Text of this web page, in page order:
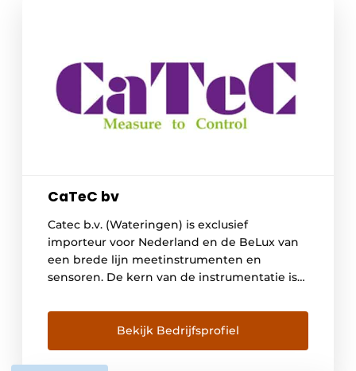
CaTeC bv
Catec b.v. (Wateringen) is exclusief
importeur voor Nederland en de BeLux van
een brede lijn meetinstrumenten en
sensoren. De kern van de instrumentatie is
parameters en het registreren en analyseren
van meetsignalen. De instrumentatie kent
sensoren en transmitters voor ;
industriële-,binnenklimaat, meteorologische
Bekijk Bedrijfsprofiel